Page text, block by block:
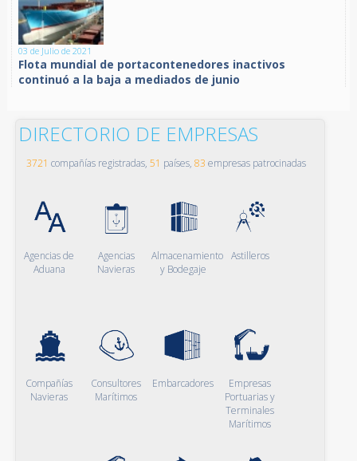
03 de Julio de 2021
Flota mundial de portacontenedores inactivos
continuó a la baja a mediados de junio
DIRECTORIO DE EMPRESAS
3721 compañías registradas, 51 países, 83 empresas patrocinadas
Agencias de
Aduana
Agencias
Navieras
Almacenamiento
y Bodegaje
Astilleros
Compañías
Navieras
Consultores
Marítimos
Embarcadores
Empresas
Portuarias y
Terminales
Marítimos